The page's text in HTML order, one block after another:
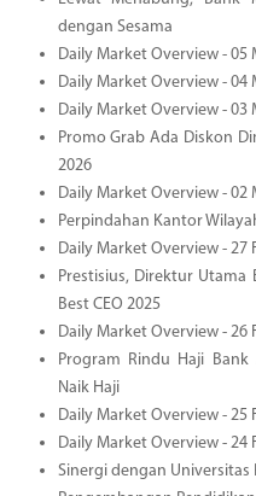
dengan Sesama
Daily Market Overview - 05
Daily Market Overview - 04
Daily Market Overview - 03
Promo Grab Ada Diskon
2026
Daily Market Overview - 02
Perpindahan Kantor
Daily Market Overview - 27
Prestisius, Direktur Utama
Best CEO 2025
Daily Market Overview - 26
Program Rindu Haji
Naik Haji
Daily Market Overview - 25
Daily Market Overview - 24
Sinergi dengan